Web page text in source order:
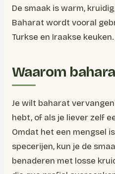
De smaak is warm,
Baharat wordt vooral
Turkse en Iraakse keuken.
Waarom
Je wilt baharat
hebt, of als je liever zelf
Omdat het een mengsel
specerijen, kun je de
benaderen met losse